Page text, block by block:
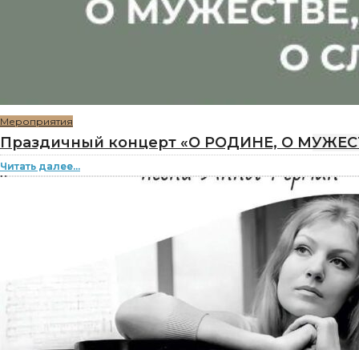
Мероприятия
Праздичный концерт «О РОДИНЕ, О
Читать далее...